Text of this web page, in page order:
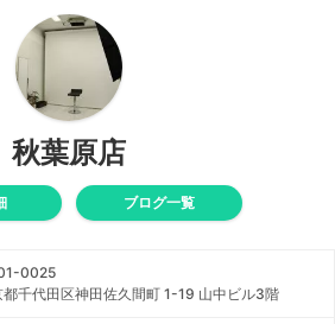
秋葉原店
ブログ一覧
0025
都千代田区神田佐久間町 1-19 山中ビル3階